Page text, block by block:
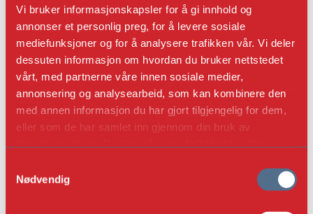
Vi bruker informasjonskapsler for å gi innhold og
annonser et personlig preg, for å levere sosiale
mediefunksjoner og for å analysere trafikken vår. Vi deler
dessuten informasjon om hvordan du bruker nettstedet
vårt, med partnerne våre innen sosiale medier,
annonsering og analysearbeid, som kan kombinere den
med annen informasjon du har gjort tilgjengelig for dem,
eller som de har samlet inn gjennom din bruk av
så endre samtykke og så avvis.
Nødvendig